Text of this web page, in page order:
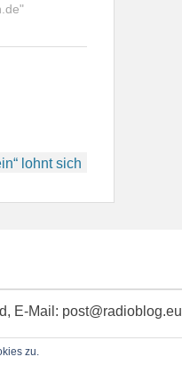
lohnt sich
E-Mail: post@radioblog.eu
zu.